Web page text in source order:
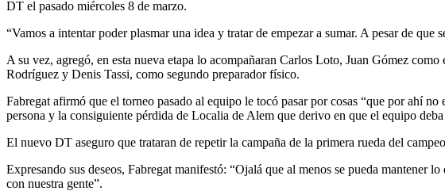
DT el pasado miércoles 8 de marzo.
“Vamos a intentar poder plasmar una idea y tratar de empezar a sumar. A pesar de
A su vez, agregó, en esta nueva etapa lo acompañaran Carlos Loto, Juan Gómez
Rodríguez y Denis Tassi, como segundo preparador físico.
Fabregat afirmó que el torneo pasado al equipo le tocó pasar por cosas “que por ahí
persona y la consiguiente pérdida de Localia de Alem que derivo en que el equipo
El nuevo DT aseguro que trataran de repetir la campaña de la primera rueda del
Expresando sus deseos, Fabregat manifestó: “Ojalá que al menos se pueda
con nuestra gente”.